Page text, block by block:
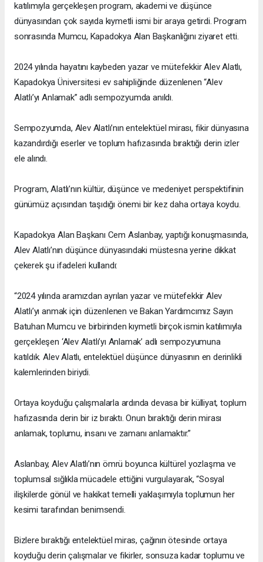
katılımıyla gerçekleşen program, akademi ve düşünce
dünyasından çok sayıda kıymetli ismi bir araya getirdi. Program
sonrasında Mumcu, Kapadokya Alan Başkanlığını ziyaret etti.
2024 yılında hayatını kaybeden yazar ve mütefekkir Alev Alatlı,
Kapadokya Üniversitesi ev sahipliğinde düzenlenen “Alev
Alatlı’yı Anlamak” adlı sempozyumda anıldı.
Sempozyumda, Alev Alatlı’nın entelektüel mirası, fikir dünyasına
kazandırdığı eserler ve toplum hafızasında bıraktığı derin izler
ele alındı.
Program, Alatlı’nın kültür, düşünce ve medeniyet perspektifinin
günümüz açısından taşıdığı önemi bir kez daha ortaya koydu.
Kapadokya Alan Başkanı Cem Aslanbay, yaptığı konuşmasında,
Alev Alatlı’nın düşünce dünyasındaki müstesna yerine dikkat
çekerek şu ifadeleri kullandı:
“2024 yılında aramızdan ayrılan yazar ve mütefekkir Alev
Alatlı’yı anmak için düzenlenen ve Bakan Yardımcımız Sayın
Batuhan Mumcu ve birbirinden kıymetli birçok ismin katılımıyla
gerçekleşen ‘Alev Alatlı’yı Anlamak’ adlı sempozyumuna
katıldık. Alev Alatlı, entelektüel düşünce dünyasının en derinlikli
kalemlerinden biriydi.
Ortaya koyduğu çalışmalarla ardında devasa bir külliyat, toplum
hafızasında derin bir iz bıraktı. Onun bıraktığı derin mirası
anlamak, toplumu, insanı ve zamanı anlamaktır.”
Aslanbay, Alev Alatlı’nın ömrü boyunca kültürel yozlaşma ve
toplumsal sığlıkla mücadele ettiğini vurgulayarak, “Sosyal
ilişkilerde gönül ve hakikat temelli yaklaşımıyla toplumun her
kesimi tarafından benimsendi.
Bizlere bıraktığı entelektüel miras, çağının ötesinde ortaya
koyduğu derin çalışmalar ve fikirler, sonsuza kadar toplumu ve